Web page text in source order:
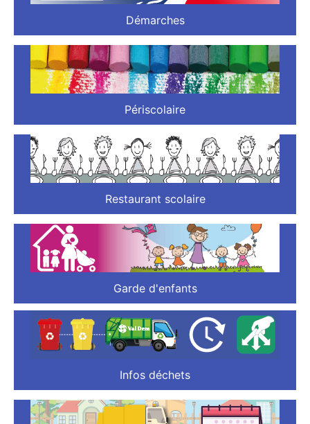
Démarches
Périscolaire
Restaurant scolaire
Garde d'enfants
Infos déchets